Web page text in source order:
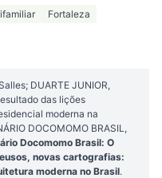
Fortaleza
DUARTE JUNIOR,
das lições
moderna na
DOCOMOMO BRASIL,
Docomomo Brasil: O
novas cartografias:
moderna no Brasil.